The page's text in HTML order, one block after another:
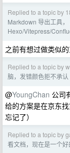
Replied to a topic by
Markdown 导出工具
Hexo/Vitepress/
之前有想过做类似
Replied to a topic by
脑，发错颜色拒不承认
@YoungChan 公司
给的方案是在京东
忘记了）
Replied to a topic by
看文档，现在是一个好